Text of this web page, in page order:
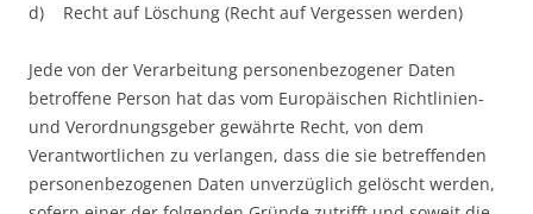
d) Recht auf Löschung (Recht auf Vergessen werden)
Jede von der Verarbeitung personenbezogener Daten
betroffene Person hat das vom Europäischen Richtlinien-
und Verordnungsgeber gewährte Recht, von dem
Verantwortlichen zu verlangen, dass die sie betreffenden
personenbezogenen Daten unverzüglich gelöscht werden,